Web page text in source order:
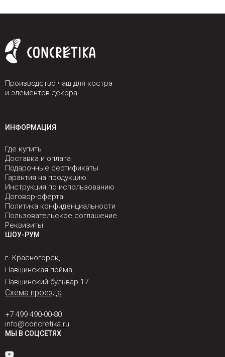
Производство чаш для костра
и элементов декора
ИНФОРМАЦИЯ
Где купить
Доставка и оплата
Подарочные сертификаты
Гарантия на продукцию
Инструкция по использованию
Договор-оферта
Политика конфиденциальности
Пользовательское соглашение
Реквизиты
ШОУ-РУМ
г. Красногорск,
Павшинская пойма,
Павшинский бульвар 17
Схема проезда
+7 499 490-00-80
info@concretika.ru
МЫ В СОЦСЕТЯХ